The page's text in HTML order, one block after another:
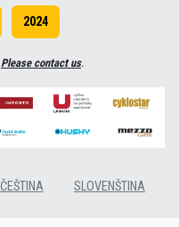
2024
Please contact us.
ČEŠTINA SLOVENŠTINA